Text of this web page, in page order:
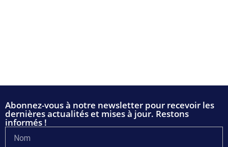
Abonnez-vous à notre newsletter pour recevoir les
dernières actualités et mises à jour. Restons
informés !